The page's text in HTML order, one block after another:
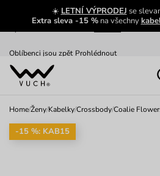
☀️ LETNÍ VÝPRODEJ se
Extra sleva -15 %na všechny
Výměna a vrácení zdarma
Home/Ženy/Kabelky/Crossbody/Coalie
-15 %: KAB15